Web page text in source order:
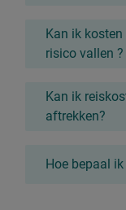
Kan ik
risico vallen ?
Kan ik
aftrekken?
Hoe bepaal